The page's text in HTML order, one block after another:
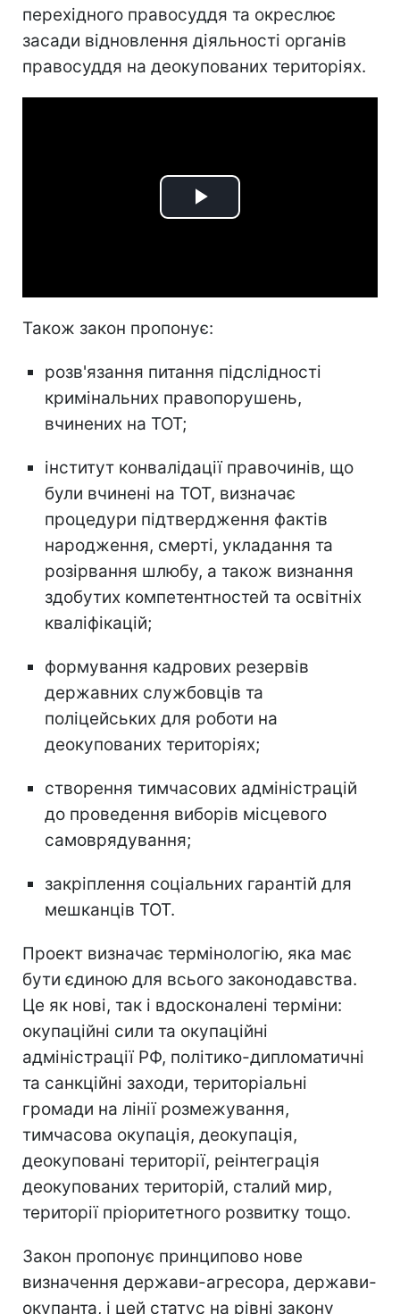
перехідного правосуддя та окреслює
засади відновлення діяльності органів
правосуддя на деокупованих територіях.
Play
Також закон пропонує:
розв'язання питання підслідності
кримінальних правопорушень,
вчинених на ТОТ;
інститут конвалідації правочинів, що
були вчинені на ТОТ, визначає
процедури підтвердження фактів
народження, смерті, укладання та
розірвання шлюбу, а також визнання
здобутих компетентностей та освітніх
кваліфікацій;
формування кадрових резервів
державних службовців та
поліцейських для роботи на
деокупованих територіях;
створення тимчасових адміністрацій
до проведення виборів місцевого
самоврядування;
закріплення соціальних гарантій для
мешканців ТОТ.
Проект визначає термінологію, яка має
бути єдиною для всього законодавства.
Це як нові, так і вдосконалені терміни:
окупаційні сили та окупаційні
адміністрації РФ, політико-дипломатичні
та санкційні заходи, територіальні
громади на лінії розмежування,
тимчасова окупація, деокупація,
деокуповані території, реінтеграція
деокупованих територій, сталий мир,
території пріоритетного розвитку тощо.
Закон пропонує принципово нове
визначення держави-агресора, держави-
окупанта, і цей статус на рівні закону